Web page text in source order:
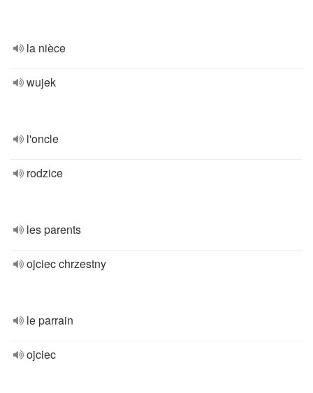
la nièce
wujek
l'oncle
rodzice
les parents
ojciec chrzestny
le parrain
ojciec